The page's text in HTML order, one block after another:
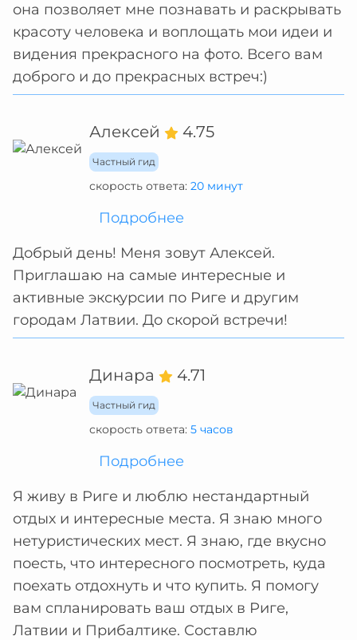
она позволяет мне познавать и раскрывать
красоту человека и воплощать мои идеи и
видения прекрасного на фото. Всего вам
доброго и до прекрасных встреч:)
Алексей 4.75
Частный гид
скорость ответа: 20 минут
Подробнее
Добрый день! Меня зовут Алексей.
Приглашаю на самые интересные и
активные экскурсии по Риге и другим
городам Латвии. До скорой встречи!
Динара 4.71
Частный гид
скорость ответа: 5 часов
Подробнее
Я живу в Риге и люблю нестандартный
отдых и интересные места. Я знаю много
нетуристических мест. Я знаю, где вкусно
поесть, что интересного посмотреть, куда
поехать отдохнуть и что купить. Я помогу
вам спланировать ваш отдых в Риге,
Латвии и Прибалтике. Составлю